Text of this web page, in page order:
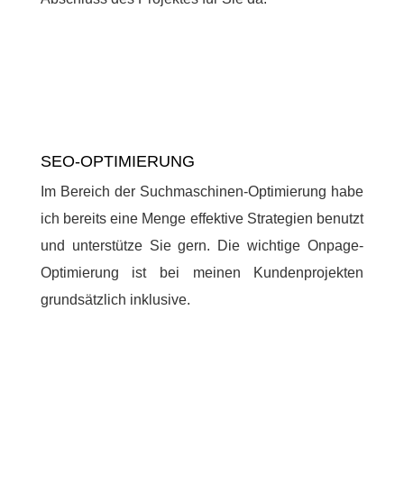
SEO-OPTIMIERUNG
Im Bereich der Suchmaschinen-Optimierung habe
ich bereits eine Menge effektive Strategien benutzt
und unterstütze Sie gern. Die wichtige Onpage-
Optimierung ist bei meinen Kundenprojekten
grundsätzlich inklusive.